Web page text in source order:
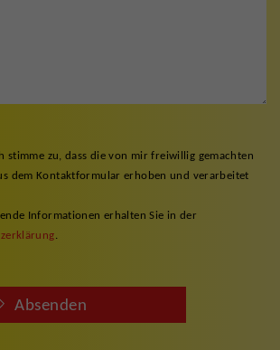
stimme zu, dass die von mir freiwillig gemachten
dem Kontaktformular erhoben und verarbeitet
Informationen erhalten Sie in der
Absenden